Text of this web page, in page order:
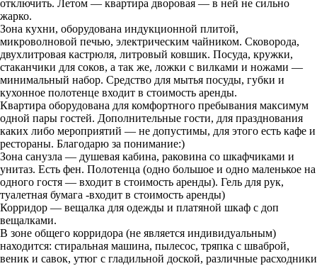
отключить. Летом — квартира дворовая — в ней не сильно
жарко.
Зона кухни, оборудована индукционной плитой,
микроволновой печью, электрическим чайником. Сковорода,
двухлитровая кастрюля, литровый ковшик. Посуда, кружки,
стаканчики для соков, а так же, ложки с вилками и ножами —
минимальный набор. Средство для мытья посуды, губки и
кухонное полотенце входит в стоимость аренды.
Квартира оборудована для комфортного пребывания максимум
одной пары гостей. Дополнительные гости, для празднования
каких либо мероприятий — не допустимы, для этого есть кафе и
рестораны. Благодарю за понимание:)
Зона санузла — душевая кабина, раковина со шкафчиками и
унитаз. Есть фен. Полотенца (одно большое и одно маленькое на
одного гостя — входит в стоимость аренды). Гель для рук,
туалетная бумага -входит в стоимость аренды)
Корридор — вещалка для одежды и платяной шкаф с доп
вещалками.
В зоне общего корридора (не является индивидуальным)
находится: стиральная машина, пылесос, тряпка с шваброй,
веник и савок, утюг с гладильной доской, различные расходники